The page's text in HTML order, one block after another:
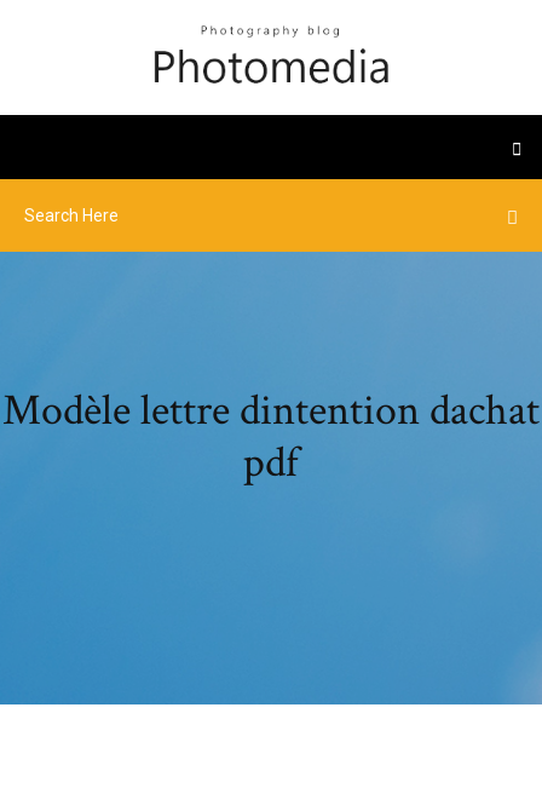
Modèle lettre dintention dachat
pdf